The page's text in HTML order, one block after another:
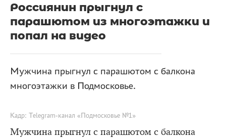
Россиянин прыгнул с
парашютом из многоэтажки и
попал на видео
Мужчина прыгнул с парашютом с балкона
многоэтажки в Подмосковье.
Кадр: Telegram-канал «Подмосковье №1»
Мужчина прыгнул с парашютом с балкона